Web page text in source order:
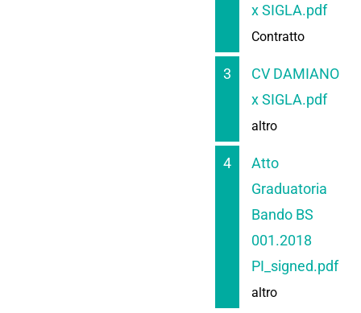
x SIGLA.pdf
Contratto
3
CV DAMIANO
x SIGLA.pdf
altro
4
Atto
Graduatoria
Bando BS
001.2018
PI_signed.pdf
altro